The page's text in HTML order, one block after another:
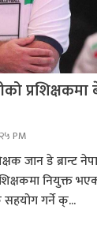
PM
जान डे ब्रान्ट
नियुक्त
गर्ने क्...